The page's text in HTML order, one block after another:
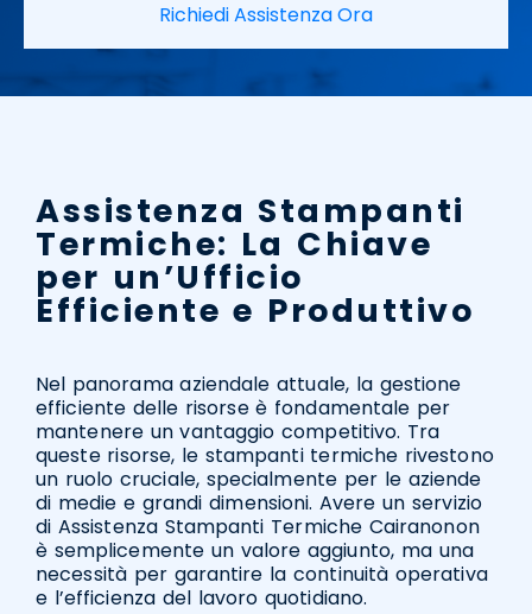
Richiedi Assistenza Ora
Assistenza Stampanti
Termiche: La Chiave
per un’Ufficio
Efficiente e Produttivo
Nel panorama aziendale attuale, la gestione
efficiente delle risorse è fondamentale per
mantenere un vantaggio competitivo. Tra
queste risorse, le stampanti termiche rivestono
un ruolo cruciale, specialmente per le aziende
di medie e grandi dimensioni. Avere un servizio
di Assistenza Stampanti Termiche Cairanonon
è semplicemente un valore aggiunto, ma una
necessità per garantire la continuità operativa
e l’efficienza del lavoro quotidiano.